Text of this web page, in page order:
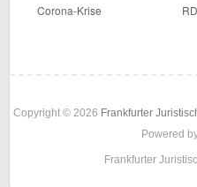
Corona-Krise
Copyright © 2026 Frankfurter
Powered
Frankfurter